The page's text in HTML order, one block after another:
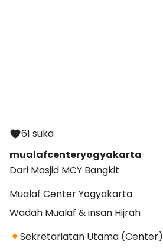
61 suka
mualafcenteryogyakarta
Dari Masjid MCY Bangkit
Mualaf Center Yogyakarta
Wadah Mualaf & insan Hijrah
Sekretariatan Utama (Center)